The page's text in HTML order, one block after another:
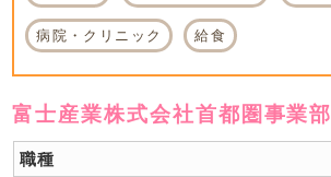
病院・クリニック 給食
富士産業株式会社首都圏事業部
職種